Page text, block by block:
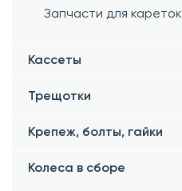
Запчасти для кареток
Кассеты
Трещотки
Крепеж, болты, гайки
Колеса в сборе